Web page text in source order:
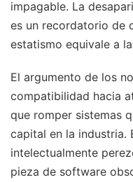
impagable. La
es un recordatorio de
estatismo equivale a
El argumento de los
compatibilidad hacia
que romper sistemas
capital en la industria.
intelectualmente
pieza de software